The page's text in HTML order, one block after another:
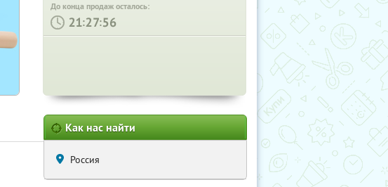
До конца продаж осталось:
: :
Как нас найти
Россия